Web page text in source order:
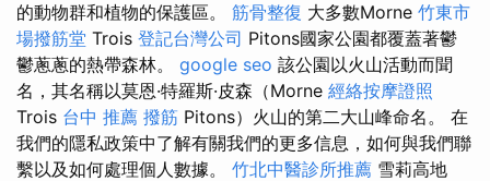
的動物群和植物的保護區。 筋骨整復 大多數Morne 竹東市
場撥筋堂 Trois 登記台灣公司 Pitons國家公園都覆蓋著鬱
鬱蔥蔥的熱帶森林。 google seo 該公園以火山活動而聞
名，其名稱以莫恩·特羅斯·皮森（Morne 經絡按摩證照
Trois 台中 推薦 撥筋 Pitons）火山的第二大山峰命名。 在
我們的隱私政策中了解有關我們的更多信息，如何與我們聯
繫以及如何處理個人數據。 竹北中醫診所推薦 雪莉高地